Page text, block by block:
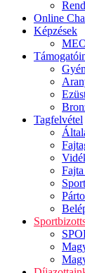
Online
Képzések
Tagfelvétel